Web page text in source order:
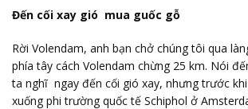
Đến cối xay gió mua guốc gỗ
Rời Volendam, anh bạn chở chúng tôi qua
phía tây cách Volendam chừng 25 km. Nói
ta nghĩ ngay đến cối gió xay, nhưng trước
xuống phi trường quốc tế Schiphol ở